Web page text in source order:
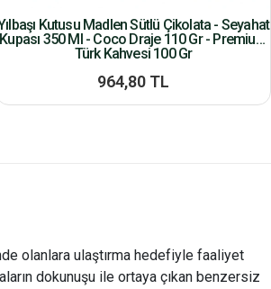
Kutusu Madlen Sütlü Çikolata - Seyahat
Kupası 350 Ml - Coco Draje 110 Gr - Premium
Türk Kahvesi 100 Gr
964,80 TL
olanlara ulaştırma hedefiyle faaliyet
dokunuşu ile ortaya çıkan benzersiz